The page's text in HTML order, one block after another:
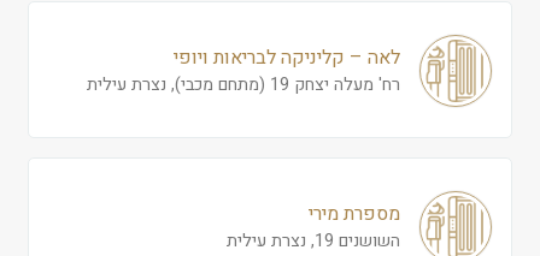
לאה – קליניקה לבריאות ויופי
רח' מעלה יצחק 19 (מתחם מכבי), נצרת עילית
מספרת מירי
השושנים 19, נצרת עילית